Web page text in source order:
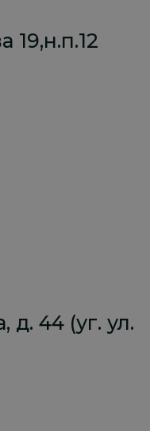
19,н.п.12
д. 44 (уг. ул.